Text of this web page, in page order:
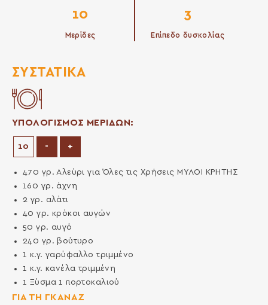
10
Μερίδες
3
Επίπεδο δυσκολίας
ΣΥΣΤΑΤΙΚΆ
ΥΠΟΛΟΓΙΣΜΟΣ ΜΕΡΙΔΩΝ:
- Μείωση μερίδων
+Αύξηση μερίδων
470 γρ. Αλεύρι για Όλες τις Χρήσεις ΜΥΛΟΙ ΚΡΗΤΗΣ
160 γρ. άχνη
2 γρ. αλάτι
40γρ. κρόκοι αυγών
50γρ. αυγό
240 γρ.βούτυρο
1 κ.γ. γαρύφαλλο τριμμένο
1 κ.γ. κανέλα τριμμένη
1 Ξύσμα 1 πορτοκαλιού
ΓΙΑ ΤΗ ΓΚΑΝΑΖ